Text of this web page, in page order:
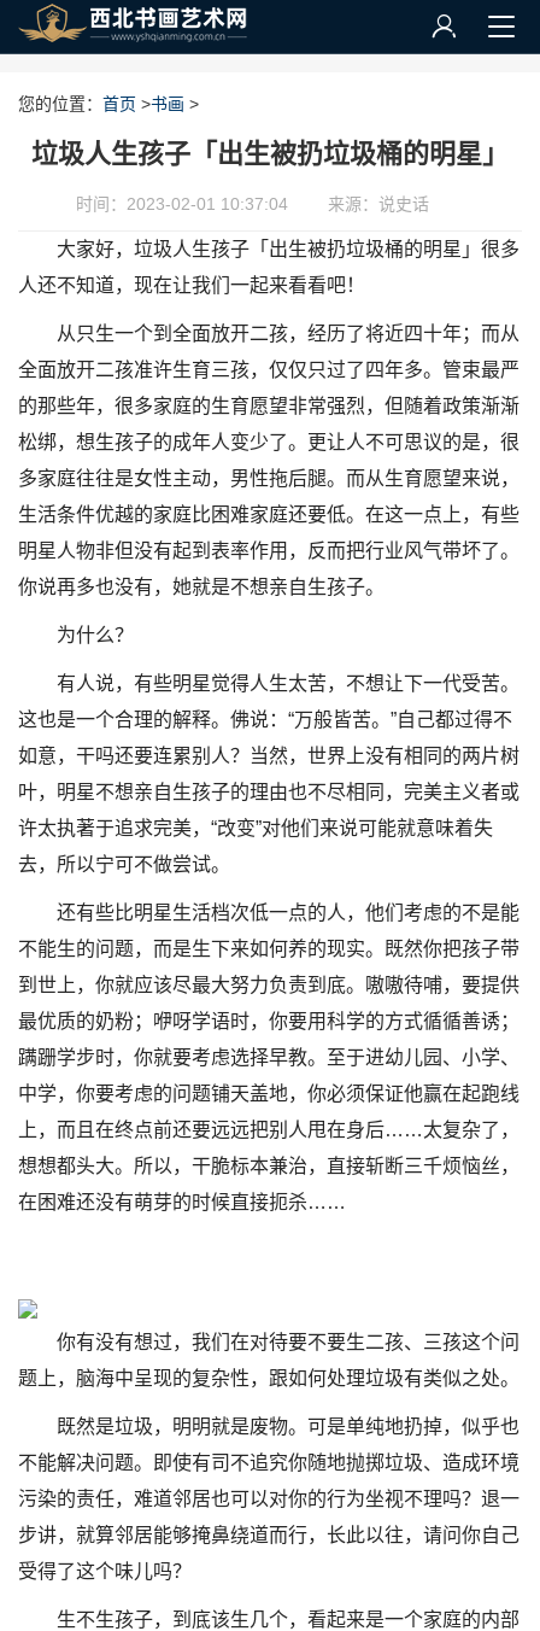
您的位置： 首页 >书画 >
垃圾人生孩子「出生被扔垃圾桶的明星」
时间：2023-02-01 10:37:04 来源：说史话
大家好，垃圾人生孩子「出生被扔垃圾桶的明星」很多
人还不知道，现在让我们一起来看看吧！
从只生一个到全面放开二孩，经历了将近四十年；而从
全面放开二孩准许生育三孩，仅仅只过了四年多。管束最严
的那些年，很多家庭的生育愿望非常强烈，但随着政策渐渐
松绑，想生孩子的成年人变少了。更让人不可思议的是，很
多家庭往往是女性主动，男性拖后腿。而从生育愿望来说，
生活条件优越的家庭比困难家庭还要低。在这一点上，有些
明星人物非但没有起到表率作用，反而把行业风气带坏了。
你说再多也没有，她就是不想亲自生孩子。
为什么？
有人说，有些明星觉得人生太苦，不想让下一代受苦。
这也是一个合理的解释。佛说：“万般皆苦。”自己都过得不
如意，干吗还要连累别人？当然，世界上没有相同的两片树
叶，明星不想亲自生孩子的理由也不尽相同，完美主义者或
许太执著于追求完美，“改变”对他们来说可能就意味着失
去，所以宁可不做尝试。
还有些比明星生活档次低一点的人，他们考虑的不是能
不能生的问题，而是生下来如何养的现实。既然你把孩子带
到世上，你就应该尽最大努力负责到底。嗷嗷待哺，要提供
最优质的奶粉；咿呀学语时，你要用科学的方式循循善诱；
蹒跚学步时，你就要考虑选择早教。至于进幼儿园、小学、
中学，你要考虑的问题铺天盖地，你必须保证他赢在起跑线
上，而且在终点前还要远远把别人甩在身后……太复杂了，
想想都头大。所以，干脆标本兼治，直接斩断三千烦恼丝，
在困难还没有萌芽的时候直接扼杀……
你有没有想过，我们在对待要不要生二孩、三孩这个问
题上，脑海中呈现的复杂性，跟如何处理垃圾有类似之处。
既然是垃圾，明明就是废物。可是单纯地扔掉，似乎也
不能解决问题。即使有司不追究你随地抛掷垃圾、造成环境
污染的责任，难道邻居也可以对你的行为坐视不理吗？退一
步讲，就算邻居能够掩鼻绕道而行，长此以往，请问你自己
受得了这个味儿吗？
生不生孩子，到底该生几个，看起来是一个家庭的内部